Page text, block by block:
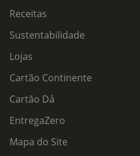
Receitas
Sustentabilidade
Lojas
Cartão Continente
Cartão Dá
EntregaZero
Mapa do Site